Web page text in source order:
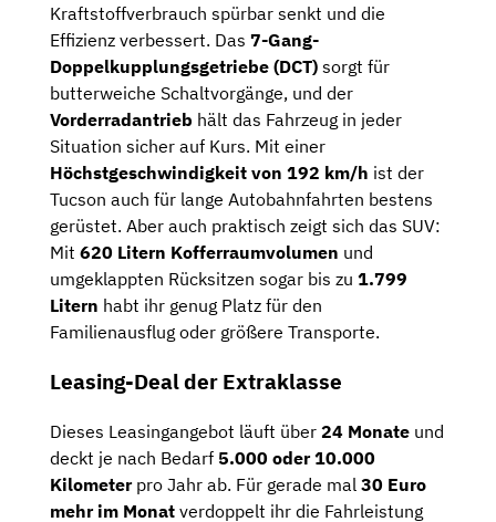
Kraftstoffverbrauch spürbar senkt und die
Effizienz verbessert. Das 7-Gang-
Doppelkupplungsgetriebe (DCT) sorgt für
butterweiche Schaltvorgänge, und der
Vorderradantrieb hält das Fahrzeug in jeder
Situation sicher auf Kurs. Mit einer
Höchstgeschwindigkeit von 192 km/h ist der
Tucson auch für lange Autobahnfahrten bestens
gerüstet. Aber auch praktisch zeigt sich das SUV:
Mit 620 Litern Kofferraumvolumen und
umgeklappten Rücksitzen sogar bis zu 1.799
Litern habt ihr genug Platz für den
Familienausflug oder größere Transporte.
Leasing-Deal der Extraklasse
Dieses Leasingangebot läuft über 24 Monate und
deckt je nach Bedarf 5.000 oder 10.000
Kilometerpro Jahr ab. Für gerade mal 30 Euro
mehr im Monat verdoppelt ihr die Fahrleistung